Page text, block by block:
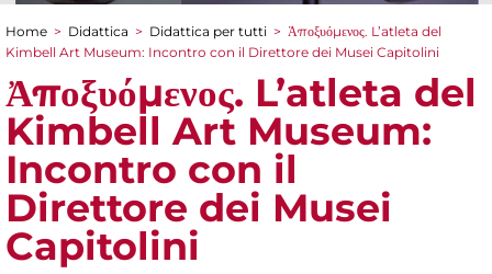
Tu sei qui
Home > Didattica > Didattica per tutti > Ἀποξυόμενος. L’atleta del
Kimbell Art Museum: Incontro con il Direttore dei Musei Capitolini
Ἀποξυόμενος. L’atleta del
Kimbell Art Museum:
Incontro con il
Direttore dei Musei
Capitolini